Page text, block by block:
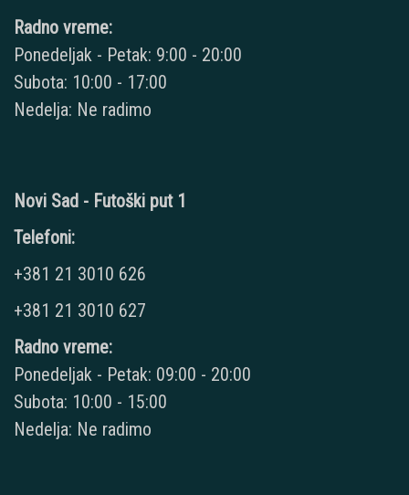
Radno vreme:
Ponedeljak - Petak: 9:00 - 20:00
Subota: 10:00 - 17:00
Nedelja: Ne radimo
Novi Sad - Futoški put 1
Telefoni:
+381 21 3010 626
+381 21 3010 627
Radno vreme:
Ponedeljak - Petak: 09:00 - 20:00
Subota: 10:00 - 15:00
Nedelja: Ne radimo